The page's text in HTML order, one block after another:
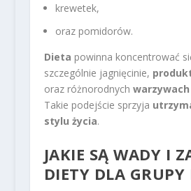
krewetek,
oraz pomidorów.
Dieta powinna koncentrować
szczególnie jagnięcinie,
oraz różnorodnych warzywach
Takie podejście sprzyja
stylu życia.
JAKIE SĄ WADY I
DIETY DLA